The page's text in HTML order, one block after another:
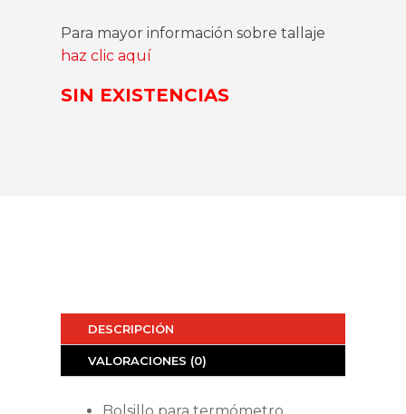
Para mayor información sobre tallaje
haz clic aquí
SIN EXISTENCIAS
DESCRIPCIÓN
VALORACIONES (0)